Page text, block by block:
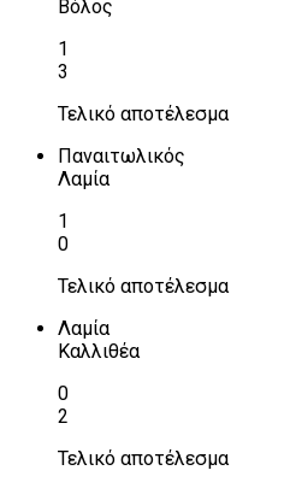
Βόλος
1
3
Τελικό αποτέλεσμα
Παναιτωλικός
Λαμία
1
0
Τελικό αποτέλεσμα
Λαμία
Καλλιθέα
0
2
Τελικό αποτέλεσμα